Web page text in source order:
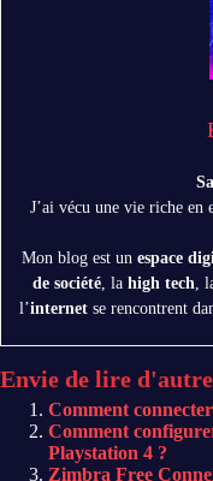
J’ai vécu une vie riche en
Mon blog est un espace
de société, la high tech,
l’internet se rencontrent
Envie de lire
Comment
Comment
Playstation 4 ?
Zimbra Free